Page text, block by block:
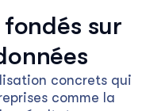
sur
concrets qui
comme la